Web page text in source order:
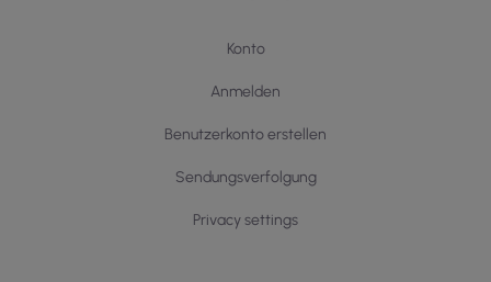
Konto
Anmelden
Benutzerkonto erstellen
Sendungsverfolgung
Privacy settings